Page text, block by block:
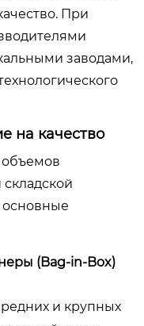
При
заводами,
на качество
основные
(Bag-in-Box)
и крупных